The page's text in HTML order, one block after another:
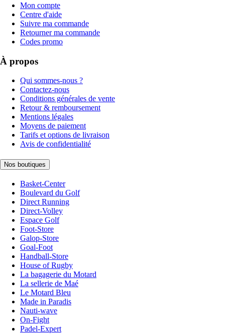
Mon compte
Centre d'aide
Suivre ma commande
Retourner ma commande
Codes promo
À propos
Qui sommes-nous ?
Contactez-nous
Conditions générales de vente
Retour & remboursement
Mentions légales
Moyens de paiement
Tarifs et options de livraison
Avis de confidentialité
Nos boutiques
Basket-Center
Boulevard du Golf
Direct Running
Direct-Volley
Espace Golf
Foot-Store
Galop-Store
Goal-Foot
Handball-Store
House of Rugby
La bagagerie du Motard
La sellerie de Maé
Le Motard Bleu
Made in Paradis
Nauti-wave
On-Fight
Padel-Expert